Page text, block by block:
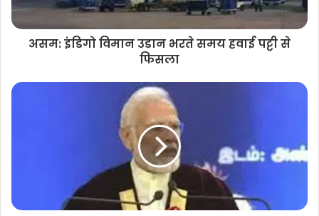
असम: इंडिगो विमान उडान भरते समय हवाई पट्टी से
फिसला